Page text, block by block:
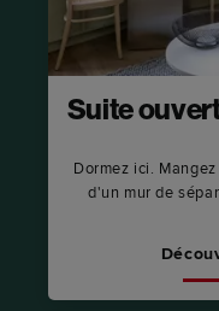
Suite
Dormez ici.
d'un mur de